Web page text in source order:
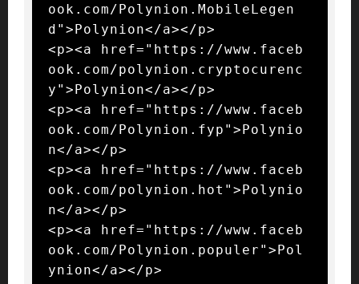
ook.com/Polynion.MobileLegen
d">Polynion</a></p>
<p><a href="https://www.faceb
ook.com/polynion.cryptocurenc
y">Polynion</a></p>
<p><a href="https://www.faceb
ook.com/Polynion.fyp">Polynio
n</a></p>
<p><a href="https://www.faceb
ook.com/polynion.hot">Polynio
n</a></p>
<p><a href="https://www.faceb
ook.com/Polynion.populer">Pol
ynion</a></p>